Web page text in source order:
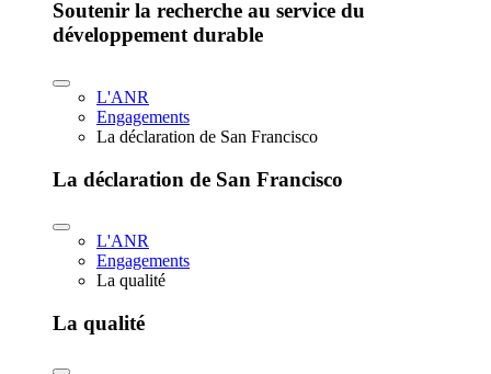
Soutenir la recherche au service du
développement durable
L'ANR
Engagements
La déclaration de San Francisco
La déclaration de San Francisco
L'ANR
Engagements
La qualité
La qualité